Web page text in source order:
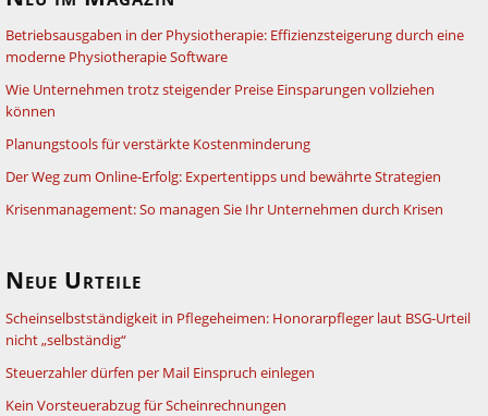
Betriebsausgaben in der Physiotherapie: Effizienzsteigerung durch eine
moderne Physiotherapie Software
Wie Unternehmen trotz steigender Preise Einsparungen vollziehen
können
Planungstools für verstärkte Kostenminderung
Der Weg zum Online-Erfolg: Expertentipps und bewährte Strategien
Krisenmanagement: So managen Sie Ihr Unternehmen durch Krisen
Neue Urteile
Scheinselbstständigkeit in Pflegeheimen: Honorarpfleger laut BSG-Urteil
nicht „selbständig“
Steuerzahler dürfen per Mail Einspruch einlegen
Kein Vorsteuerabzug für Scheinrechnungen